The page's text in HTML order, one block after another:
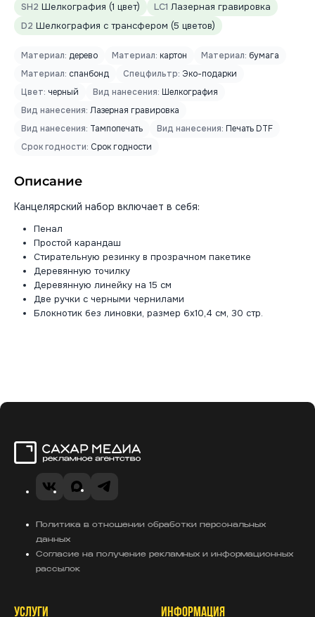
SH2 Шелкография (1 цвет) LC1 Лазерная гравировка
D2 Шелкография с трансфером (5 цветов)
Материал: дерево Материал: картон Материал: бумага
Материал: спанбонд Спецфильтр: Эко-подарки
Цвет: черный Вид нанесения: Шелкография
Вид нанесения: Лазерная гравировка
Вид нанесения: Тампопечать Вид нанесения: Печать DTF
Срок годности: Срок годности
Описание
Канцелярский набор включает в себя:
Пенал
Простой карандаш
Стирательную резинку в прозрачном пакетике
Деревянную точилку
Деревянную линейку на 15 см
Две ручки с черными чернилами
Блокнотик без линовки, размер 6х10,4 см, 30 стр.
VK MAXTelegram
Политика в отношении обработки персональных
данных
Согласие на получение рекламных и информационных
рассылок
УСЛУГИ ИНФОРМАЦИЯ